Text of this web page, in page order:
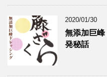
2020/01/30
無添加巨峰
発秘話